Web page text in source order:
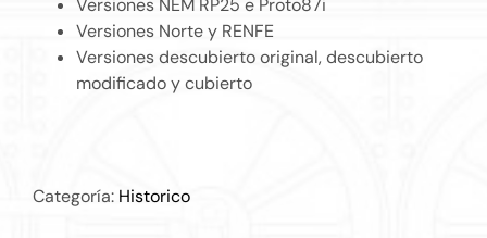
Versiones NEM RP25 e Proto87i
Versiones Norte y RENFE
Versiones descubierto original, descubierto
modificado y cubierto
Categoría: Historico